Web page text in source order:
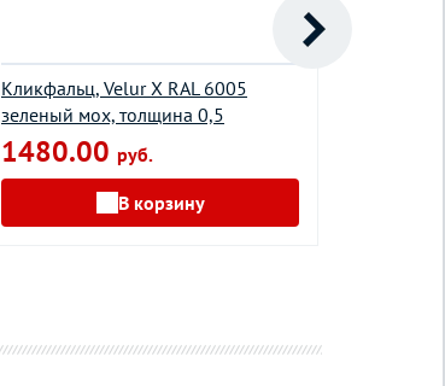
Кликфальц, Velur X RAL 6005
зеленый мох, толщина 0,5
1480.00 руб.
В корзину